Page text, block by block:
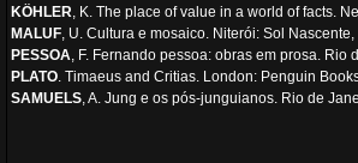
KÖHLER, K. The place of value in a world of facts.
MALUF, U. Cultura e mosaico. Niterói: Sol
PESSOA, F. Fernando pessoa: obras em prosa. Rio
PLATO. Timaeus and Critias. London: Penguin
SAMUELS, A. Jung e os pós-junguianos. Rio de